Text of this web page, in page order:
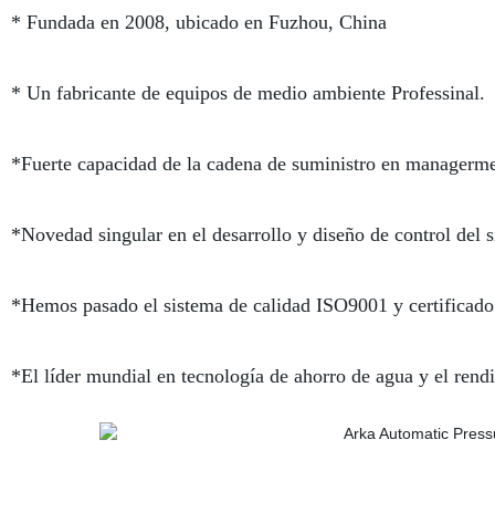
* Fundada en 2008, ubicado en Fuzhou, China
* Un fabricante de equipos de medio ambiente Professinal.
*Fuerte capacidad de la cadena de suministro en
*Novedad singular en el desarrollo y diseño de control del
*Hemos pasado el sistema de calidad ISO9001 y
*El líder mundial en tecnología de ahorro de agua y el